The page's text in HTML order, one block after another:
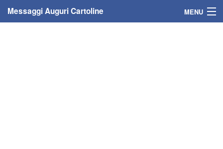
Messaggi Auguri Cartoline MENU